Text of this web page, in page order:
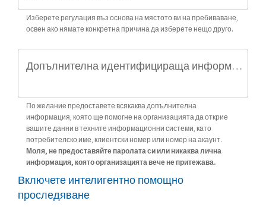
Изберете регулация въз основа на мястото ви на пребиваване,
освен ако нямате конкретна причина да изберете нещо друго.
Допълнителна идентифицираща информация (по избор)
По желание предоставете всякаква допълнителна
информация, която ще помогне на организацията да открие
вашите данни в техните информационни системи, като
потребителско име, клиентски номер или номер на акаунт.
Моля, не предоставяйте паролата си или никаква лична
информация, която организацията вече не притежава.
Включете интелигентно помощно
проследяване